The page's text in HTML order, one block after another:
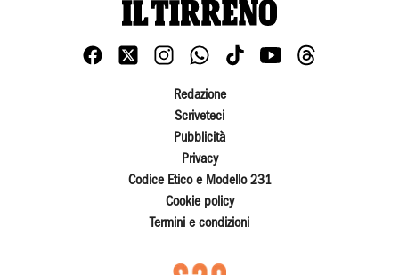
Redazione
Scriveteci
Pubblicità
Privacy
Codice Etico e Modello 231
Cookie policy
Termini e condizioni